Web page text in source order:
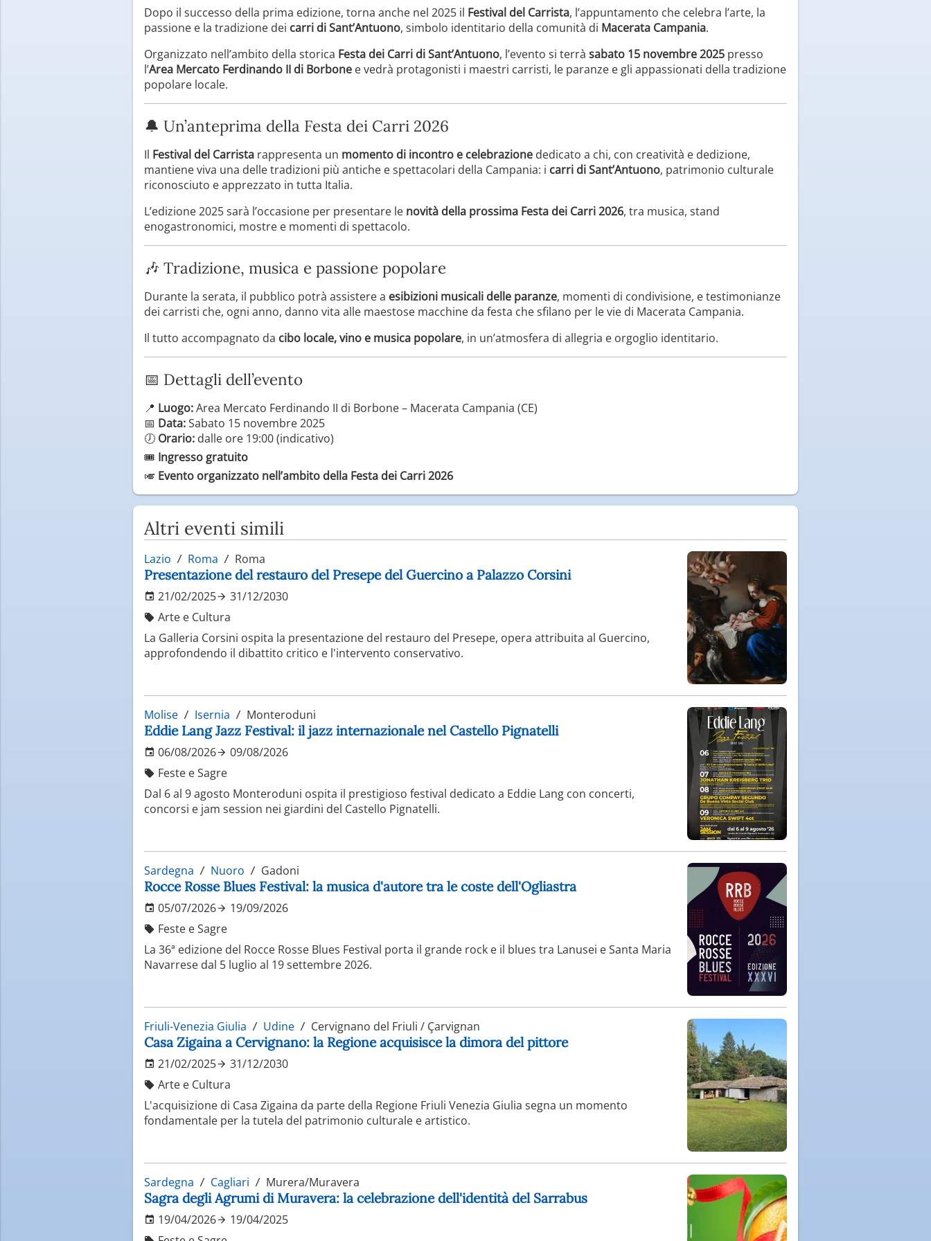
Dopo il successo della prima edizione, torna anche nel 2025 il Festival del Carrista, l’appuntamento che celebra l’arte, la
passione e la tradizione dei carri di Sant’Antuono, simbolo identitario della comunità di Macerata Campania.
Organizzato nell’ambito della storica Festa dei Carri di Sant’Antuono, l’evento si terrà sabato 15 novembre 2025 presso
l’Area Mercato Ferdinando II di Borbone e vedrà protagonisti i maestri carristi, le paranze e gli appassionati della tradizione
popolare locale.
🔔 Un’anteprima della Festa dei Carri 2026
Il Festival del Carrista rappresenta un momento di incontro e celebrazione dedicato a chi, con creatività e dedizione,
mantiene viva una delle tradizioni più antiche e spettacolari della Campania: i carri di Sant’Antuono, patrimonio culturale
riconosciuto e apprezzato in tutta Italia.
L’edizione 2025 sarà l’occasione per presentare le novità della prossima Festa dei Carri 2026, tra musica, stand
enogastronomici, mostre e momenti di spettacolo.
🎶 Tradizione, musica e passione popolare
Durante la serata, il pubblico potrà assistere a esibizioni musicali delle paranze, momenti di condivisione, e testimonianze
dei carristi che, ogni anno, danno vita alle maestose macchine da festa che sfilano per le vie di Macerata Campania.
Il tutto accompagnato da cibo locale, vino e musica popolare, in un’atmosfera di allegria e orgoglio identitario.
📅 Dettagli dell’evento
📍 Luogo:Area Mercato Ferdinando II di Borbone – Macerata Campania (CE)
📅 Data:Sabato 15 novembre 2025
🕖 Orario: dalle ore 19:00 (indicativo)
🎟️ Ingresso gratuito
🎺 Evento organizzato nell’ambito della Festa dei Carri 2026
Altri eventi simili
Lazio Roma Roma
Presentazione del restauro del Presepe del Guercino a Palazzo Corsini
21/02/2025
31/12/2030
Arte e Cultura
La Galleria Corsini ospita la presentazione del restauro del Presepe, opera attribuita al Guercino,
approfondendo il dibattito critico e l'intervento conservativo.
Molise Isernia Monteroduni
Eddie Lang Jazz Festival: il jazz internazionale nel Castello Pignatelli
06/08/2026
09/08/2026
Feste e Sagre
Dal 6 al 9 agosto Monteroduni ospita il prestigioso festival dedicato a Eddie Lang con concerti,
concorsi e jam session nei giardini del Castello Pignatelli.
Sardegna Nuoro Gadoni
Rocce Rosse Blues Festival: la musica d'autore tra le coste dell'Ogliastra
05/07/2026
19/09/2026
Feste e Sagre
La 36ª edizione del Rocce Rosse Blues Festival porta il grande rock e il blues tra Lanusei e Santa Maria
Navarrese dal 5 luglio al 19 settembre 2026.
Friuli-Venezia Giulia Udine Cervignano del Friuli / Çarvignan
Casa Zigaina a Cervignano: la Regione acquisisce la dimora del pittore
21/02/2025
31/12/2030
Arte e Cultura
L'acquisizione di Casa Zigaina da parte della Regione Friuli Venezia Giulia segna un momento
fondamentale per la tutela del patrimonio culturale e artistico.
Sardegna Cagliari Murera/Muravera
Sagra degli Agrumi di Muravera: la celebrazione dell'identità del Sarrabus
19/04/2026
19/04/2025